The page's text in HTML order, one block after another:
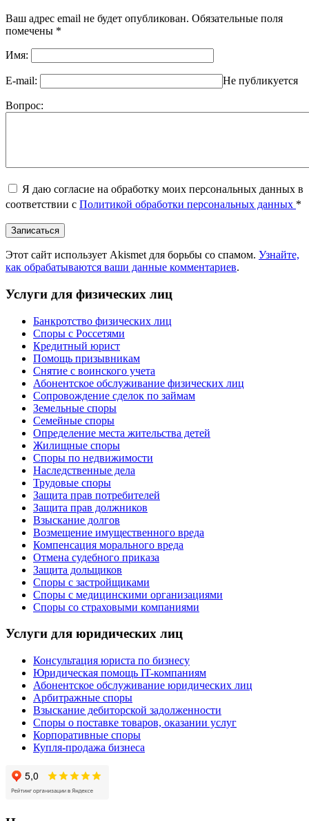
Ваш адрес email не будет опубликован. Обязательные поля
помечены *
Имя:
E-mail: Не публикуется
Вопрос:
Я даю согласие на обработку моих персональных данных в
соответствии с Политикой обработки персональных данных *
Этот сайт использует Akismet для борьбы со спамом. Узнайте,
как обрабатываются ваши данные комментариев.
Услуги для физических лиц
Банкротство физических лиц
Споры с Россетями
Кредитный юрист
Помощь призывникам
Снятие с воинского учета
Абонентское обслуживание физических лиц
Cопровождение сделок по займам
Земельные споры
Семейные споры
Определение места жительства детей
Жилищные споры
Споры по недвижимости
Наследственные дела
Трудовые споры
Защита прав потребителей
Защита прав должников
Взыскание долгов
Возмещение имущественного вреда
Компенсация морального вреда
Отмена судебного приказа
Защита дольщиков
Споры с застройщиками
Споры с медицинскими организациями
Споры со страховыми компаниями
Услуги для юридических лиц
Консультация юриста по бизнесу
Юридическая помощь IT-компаниям
Абонентское обслуживание юридических лиц
Арбитражные споры
Взыскание дебиторской задолженности
Споры о поставке товаров, оказании услуг
Корпоративные споры
Купля-продажа бизнеса